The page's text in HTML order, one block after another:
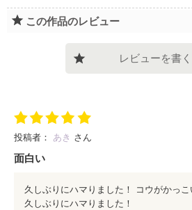
この作品のレビュー
レビューを書く
投稿者： あき さん
面白い
久しぶりにハマりました！